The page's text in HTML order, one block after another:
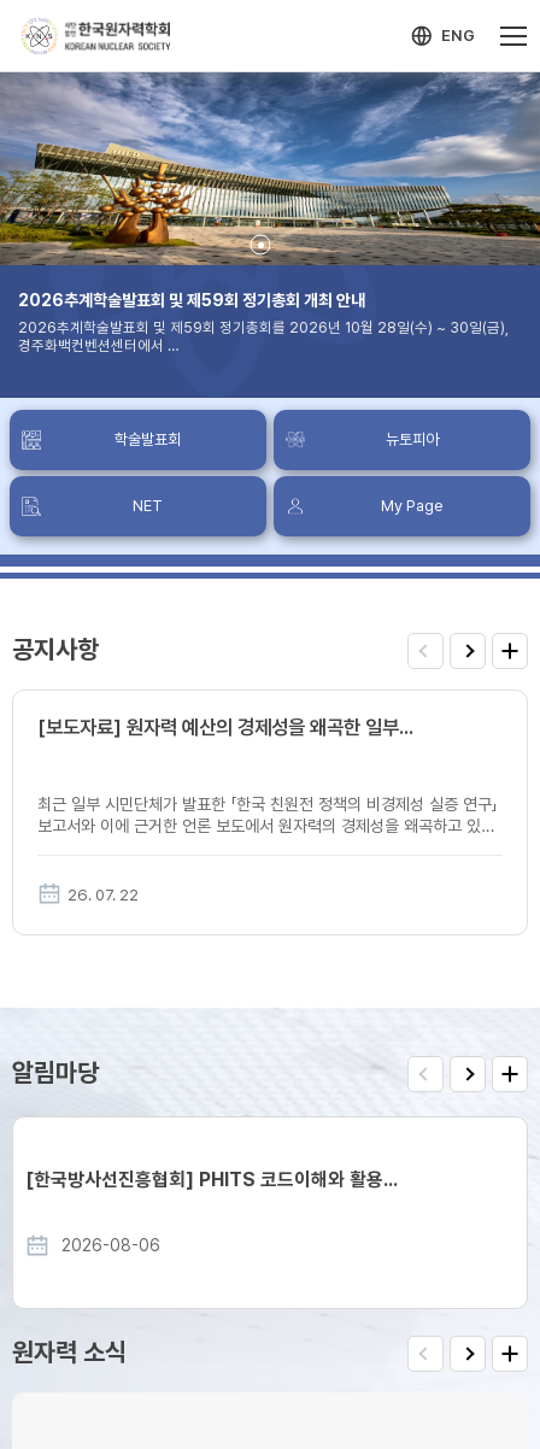
ENG
2026추계학술발표회 및 제59회 정기총회 개최 안내
2026추계학술발표회 및 제59회 정기총회를 2026년 10월 28일(수) ~ 30일(금),
경주화백컨벤션센터에서
학술발표회 뉴토피아
NET My Page
공지사항 prev next
view
more
[보도자료] 원자력 예산의 경제성을 왜곡한 일부...
최근 일부 시민단체가 발표한 「한국 친원전 정책의 비경제성 실증 연구」
보고서와 이에 근거한 언론 보도에서 원자력의 경제성을 왜곡하고 있어
26. 07. 22
알림마당
[한국방사선진흥협회] PHITS 코드이해와 활용...
2026-08-06
prev next
view
more
원자력 소식 prev next
view
more